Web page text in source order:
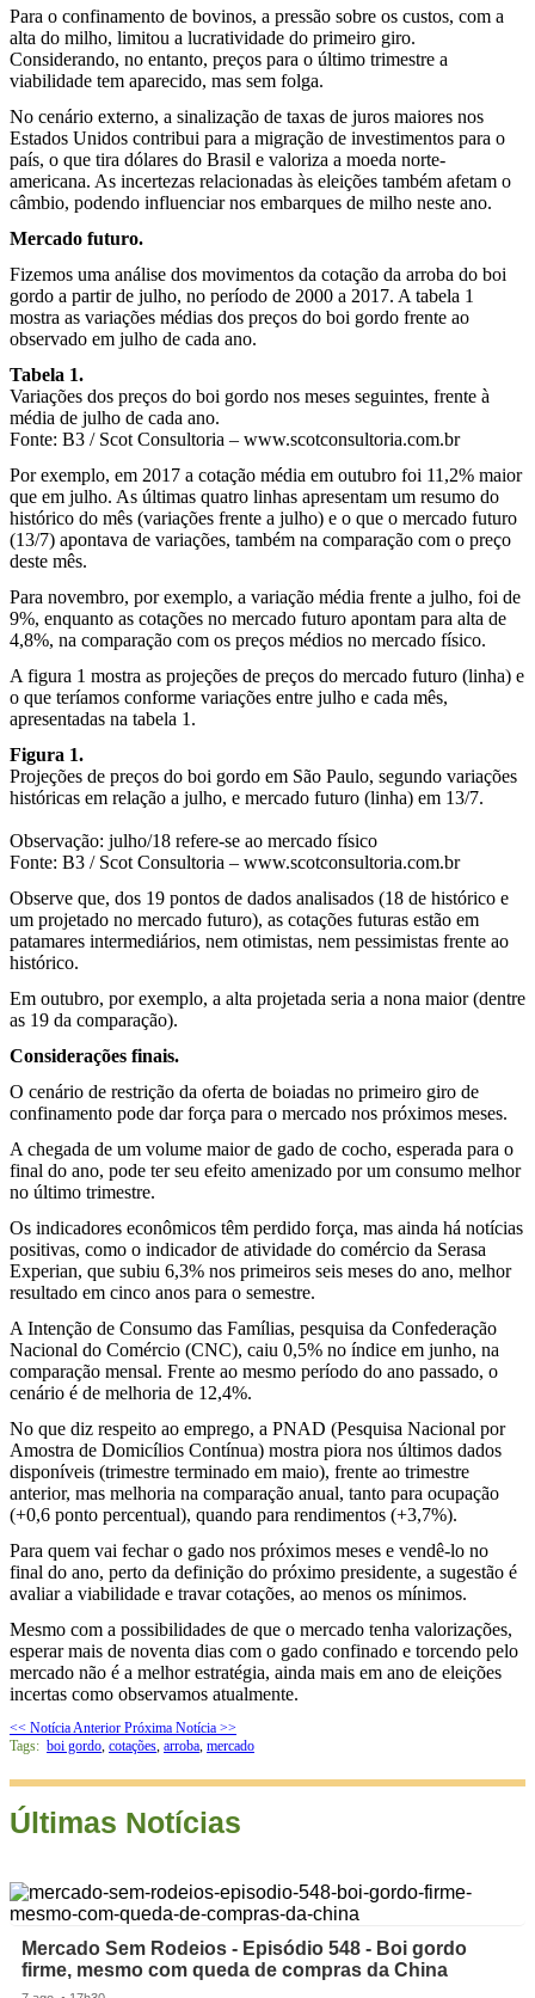
Para o confinamento de bovinos, a pressão sobre os custos, com a
alta do milho, limitou a lucratividade do primeiro giro.
Considerando, no entanto, preços para o último trimestre a
viabilidade tem aparecido, mas sem folga.
No cenário externo, a sinalização de taxas de juros maiores nos
Estados Unidos contribui para a migração de investimentos para o
país, o que tira dólares do Brasil e valoriza a moeda norte-
americana. As incertezas relacionadas às eleições também afetam o
câmbio, podendo influenciar nos embarques de milho neste ano.
Mercado futuro.
Fizemos uma análise dos movimentos da cotação da arroba do boi
gordo a partir de julho, no período de 2000 a 2017. A tabela 1
mostra as variações médias dos preços do boi gordo frente ao
observado em julho de cada ano.
Tabela 1.
Variações dos preços do boi gordo nos meses seguintes, frente à
média de julho de cada ano.
Fonte: B3 / Scot Consultoria – www.scotconsultoria.com.br
Por exemplo, em 2017 a cotação média em outubro foi 11,2% maior
que em julho. As últimas quatro linhas apresentam um resumo do
histórico do mês (variações frente a julho) e o que o mercado futuro
(13/7) apontava de variações, também na comparação com o preço
deste mês.
Para novembro, por exemplo, a variação média frente a julho, foi de
9%, enquanto as cotações no mercado futuro apontam para alta de
4,8%, na comparação com os preços médios no mercado físico.
A figura 1 mostra as projeções de preços do mercado futuro (linha) e
o que teríamos conforme variações entre julho e cada mês,
apresentadas na tabela 1.
Figura 1.
Projeções de preços do boi gordo em São Paulo, segundo variações
históricas em relação a julho, e mercado futuro (linha) em 13/7.
Observação: julho/18 refere-se ao mercado físico
Fonte: B3 / Scot Consultoria – www.scotconsultoria.com.br
Observe que, dos 19 pontos de dados analisados (18 de histórico e
um projetado no mercado futuro), as cotações futuras estão em
patamares intermediários, nem otimistas, nem pessimistas frente ao
histórico.
Em outubro, por exemplo, a alta projetada seria a nona maior (dentre
as 19 da comparação).
Considerações finais.
O cenário de restrição da oferta de boiadas no primeiro giro de
confinamento pode dar força para o mercado nos próximos meses.
A chegada de um volume maior de gado de cocho, esperada para o
final do ano, pode ter seu efeito amenizado por um consumo melhor
no último trimestre.
Os indicadores econômicos têm perdido força, mas ainda há notícias
positivas, como o indicador de atividade do comércio da Serasa
Experian, que subiu 6,3% nos primeiros seis meses do ano, melhor
resultado em cinco anos para o semestre.
A Intenção de Consumo das Famílias, pesquisa da Confederação
Nacional do Comércio (CNC), caiu 0,5% no índice em junho, na
comparação mensal. Frente ao mesmo período do ano passado, o
cenário é de melhoria de 12,4%.
No que diz respeito ao emprego, a PNAD (Pesquisa Nacional por
Amostra de Domicílios Contínua) mostra piora nos últimos dados
disponíveis (trimestre terminado em maio), frente ao trimestre
anterior, mas melhoria na comparação anual, tanto para ocupação
(+0,6 ponto percentual), quando para rendimentos (+3,7%).
Para quem vai fechar o gado nos próximos meses e vendê-lo no
final do ano, perto da definição do próximo presidente, a sugestão é
avaliar a viabilidade e travar cotações, ao menos os mínimos.
Mesmo com a possibilidades de que o mercado tenha valorizações,
esperar mais de noventa dias com o gado confinado e torcendo pelo
mercado não é a melhor estratégia, ainda mais em ano de eleições
incertas como observamos atualmente.
<< Notícia Anterior Próxima Notícia >>
Tags: boi gordo, cotações, arroba, mercado
Últimas Notícias
Mercado Sem Rodeios - Episódio 548 - Boi gordo
firme, mesmo com queda de compras da China